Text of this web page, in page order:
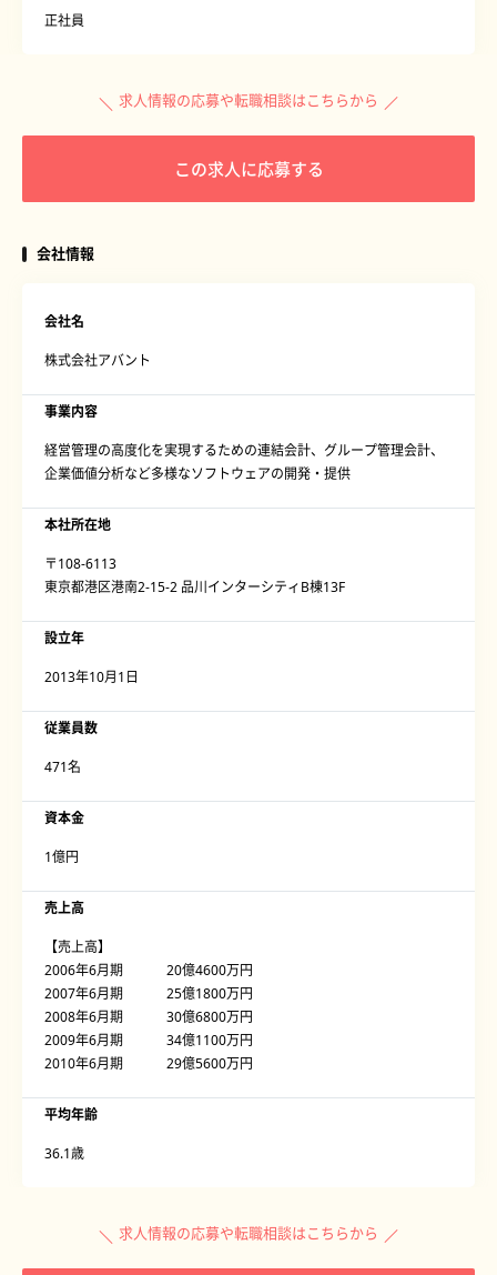
正社員
求人情報の応募や転職相談はこちらから
この求人に応募する
会社情報
会社名
株式会社アバント
事業内容
経営管理の高度化を実現するための連結会計、グループ管理会計、
企業価値分析など多様なソフトウェアの開発・提供
本社所在地
〒108-6113
東京都港区港南2-15-2 品川インターシティB棟13F
設立年
2013年10月1日
従業員数
471名
資本金
1億円
売上高
【売上高】
2006年6月期 20億4600万円
2007年6月期 25億1800万円
2008年6月期 30億6800万円
2009年6月期 34億1100万円
2010年6月期 29億5600万円
平均年齢
36.1歳
求人情報の応募や転職相談はこちらから